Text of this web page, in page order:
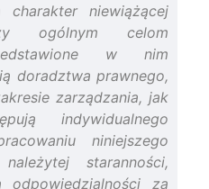
niewiążącej
ogólnym celom
w nim
doradztwa prawnego,
zarządzania, jak
indywidualnego
niniejszego
staranności,
za